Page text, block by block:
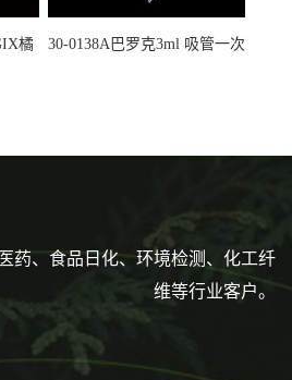
橘
30-0138A巴罗克3ml 吸管一次
药、食品日化、环境检测、化工纤
维等行业客户。